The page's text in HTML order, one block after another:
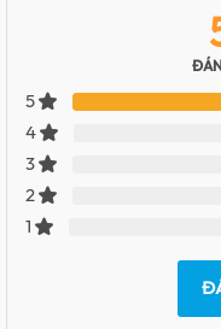
5
4
3
2
1